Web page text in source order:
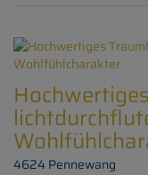
4624 Pennewang